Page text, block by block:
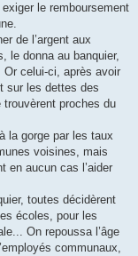
le remboursement
de l’argent aux
le donna au banquier,
celui-ci, après avoir
sur les dettes des
proches du
la gorge par les taux
voisines, mais
en aucun cas l’aider
toutes décidèrent
écoles, pour les
On repoussa l’âge
communaux,